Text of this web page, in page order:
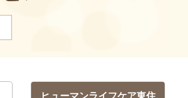
ヒューマンライフケア東住